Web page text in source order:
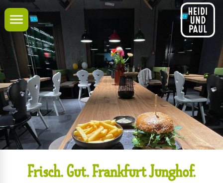
Navigation
Frisch. Gut. Frankfurt Junghof.